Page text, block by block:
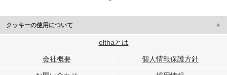
クッキーの使用について
このサイトでは Cookie を使用して、ユーザーに合わせたコンテンツや広告の
行っています。
elthaとは
会社概要 個人情報保護方針